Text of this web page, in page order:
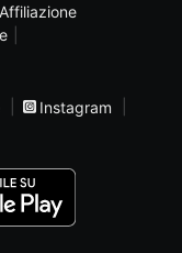
Affiliazione
Instagram